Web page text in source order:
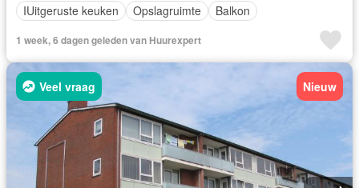
IUitgeruste keuken
Opslagruimte Balkon
1 week, 6 dagen geleden van Huurexpert
Veel vraag Nieuw